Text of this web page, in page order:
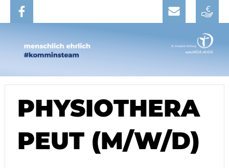
PHYSIOTHERA
PEUT (M/W/D)